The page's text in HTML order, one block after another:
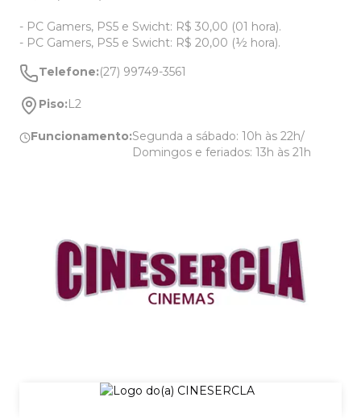
- PC Gamers, PS5 e Swicht: R$ 30,00 (01 hora).
- PC Gamers, PS5 e Swicht: R$ 20,00 (½ hora).
Telefone:(27) 99749-3561
Piso:L2
Funcionamento:Segunda a sábado: 10h às 22h/
Domingos e feriados: 13h às 21h